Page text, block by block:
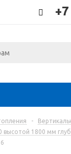
-
высотой 1800 мм